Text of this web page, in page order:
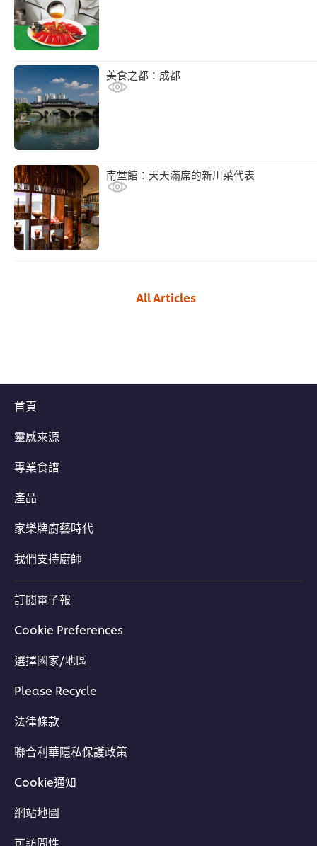
美食之都：成都
南堂館：天天滿席的新川菜代表
All Articles
首頁
靈感來源
專業食譜
產品
家樂牌廚藝時代
我們支持廚師
訂閱電子報
Cookie Preferences
選擇國家/地區
Please Recycle
法律條款
聯合利華隱私保護政策
Cookie通知
網站地圖
可訪問性